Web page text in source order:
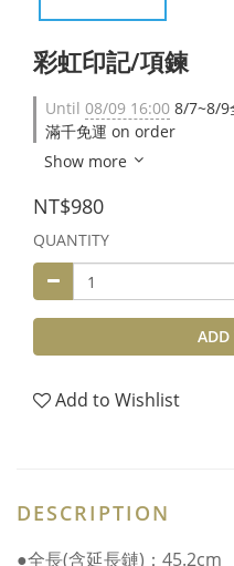
彩虹印記/項鍊
Until 08/09 16:00 8/7~8/9
滿千免運 on order
Show more
NT$980
QUANTITY
ADD
Add to Wishlist
DESCRIPTION
●全長(含延長鏈)：45.2cm